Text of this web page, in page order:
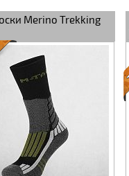
Merino Trekking